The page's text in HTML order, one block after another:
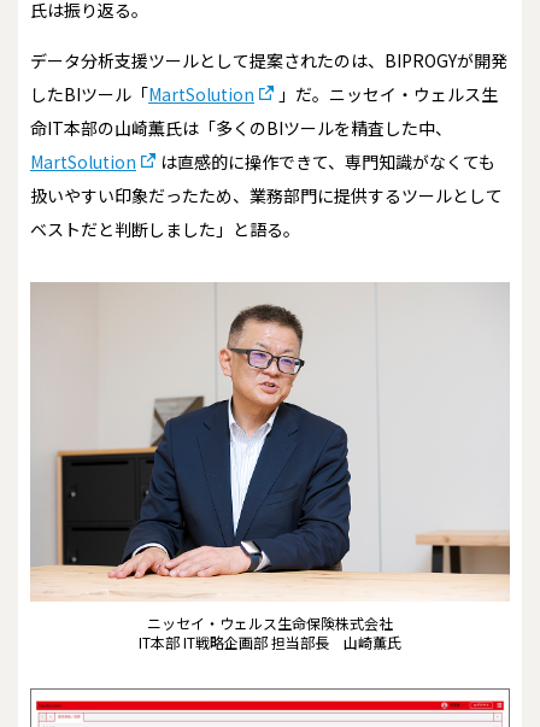
氏は振り返る。
データ分析支援ツールとして提案されたのは、BIPROGYが開発
したBIツール「MartSolution
」だ。ニッセイ・ウェルス生
命IT本部の山崎薫氏は「多くのBIツールを精査した中、
MartSolution
は直感的に操作できて、専門知識がなくても
扱いやすい印象だったため、業務部門に提供するツールとして
ベストだと判断しました」と語る。
ニッセイ・ウェルス生命保険株式会社
IT本部 IT戦略企画部 担当部長 山崎薫氏